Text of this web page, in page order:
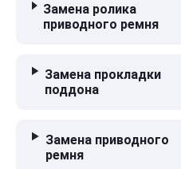
Замена ролика
приводного ремня
Замена прокладки
поддона
Замена приводного
ремня